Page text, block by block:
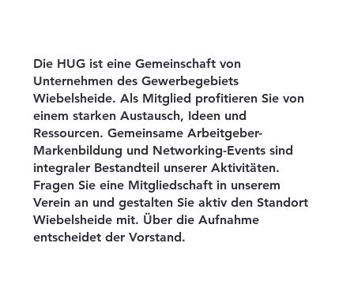
Die HUG ist eine Gemeinschaft von
Unternehmen des Gewerbegebiets
Wiebelsheide. Als Mitglied profitieren Sie von
einem starken Austausch, Ideen und
Ressourcen. Gemeinsame Arbeitgeber-
Markenbildung und Networking-Events sind
integraler Bestandteil unserer Aktivitäten.
Fragen Sie eine Mitgliedschaft in unserem
Verein an und gestalten Sie aktiv den Standort
Wiebelsheide mit. Über die Aufnahme
entscheidet der Vorstand.